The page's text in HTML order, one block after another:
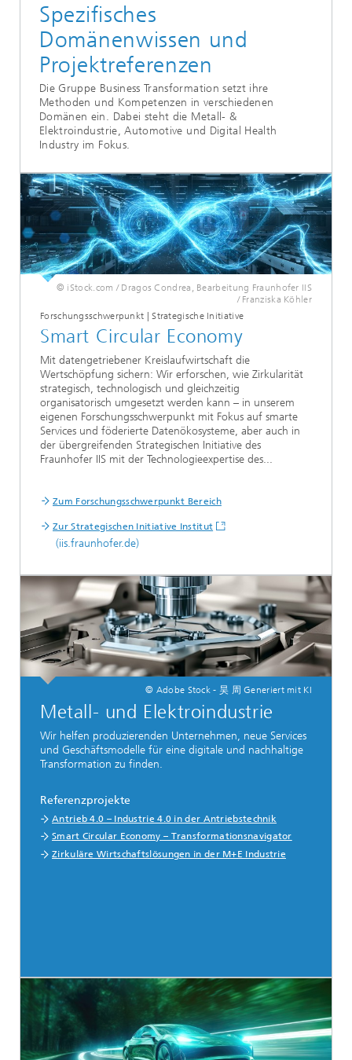
Spezifisches
Domänenwissen und
Projektreferenzen
Die Gruppe Business Transformation setzt ihre
Methoden und Kompetenzen in verschiedenen
Domänen ein. Dabei steht die Metall- &
Elektroindustrie, Automotive und Digital Health
Industry im Fokus.
© iStock.com / Dragos Condrea, Bearbeitung Fraunhofer IIS
/ Franziska Köhler
Forschungsschwerpunkt | Strategische Initiative
Smart Circular Economy
Mit datengetriebener Kreislaufwirtschaft die
Wertschöpfung sichern: Wir erforschen, wie Zirkularität
strategisch, technologisch und gleichzeitig
organisatorisch umgesetzt werden kann – in unserem
eigenen Forschungsschwerpunkt mit Fokus auf smarte
Services und föderierte Datenökosysteme, aber auch in
der übergreifenden Strategischen Initiative des
Fraunhofer IIS mit der Technologieexpertise des...
Zum Forschungsschwerpunkt Bereich
Zur Strategischen Initiative Institut
(iis.fraunhofer.de)
© Adobe Stock - 昊 周 Generiert mit KI
Metall- und Elektroindustrie
Wir helfen produzierenden Unternehmen, neue Services
und Geschäftsmodelle für eine digitale und nachhaltige
Transformation zu finden.
Referenzprojekte
Antrieb 4.0 – Industrie 4.0 in der Antriebstechnik
Smart Circular Economy – Transformationsnavigator
Zirkuläre Wirtschaftslösungen in der M+E Industrie